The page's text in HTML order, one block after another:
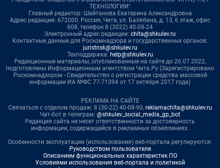
ТЕХНОЛОГИИ"
Главный редактор: Шайтанова Екатерина Александровна
Адрес редакции: 672000, Россия, Чита, ул. Балябина, д. 13, 6 этаж, офис
608, телефон 8 (3022) 40-08-24
Электронный адрес редакции: chita@shkulev.ru
Контактные данные для Роскомнадзора и государственных органов:
juristnsk@shkulev.ru
Техподдержка: help@shkulev.ru
Редакционные материалы, опубликованные на сайте до 26.07.2022,
подготовлены Информационным агентством Чита.Ру (Зарегистрировано
Роскомнадзором - Свидетельство о регистрации средства массовой
информации ИА №ФС 77-71394 от 17 октября 2017 года)
РЕКЛАМА НА САЙТЕ
Связаться с отделом продаж: 8 (30-22) 40-08-90, reklamachita@shkulev.ru
Чат-бот в телеграм: @shkulev_social_media_gp_bot
Редакция сайта не несет ответственности за достоверность
информации, содержащейся в рекламных объявлениях.
Особенности эксплуатации (использования) веб-портала регулируются:
Руководством пользователя
Описанием функциональных характеристик ПО
Условиями использования веб-портала и политикой